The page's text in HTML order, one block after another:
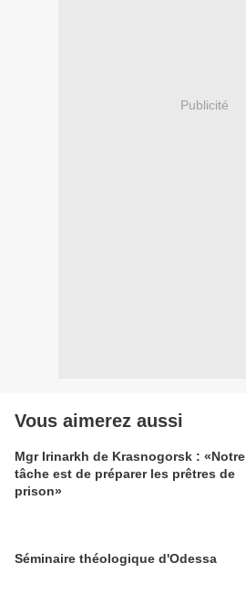
Publicité
Vous aimerez aussi
Mgr Irinarkh de Krasnogorsk : «Notre
tâche est de préparer les prêtres de
prison»
Séminaire théologique d'Odessa